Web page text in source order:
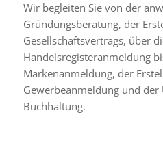
Wir begleiten Sie von der
Gründungsberatung, der
Gesellschaftsvertrags, über
Handelsregisteranmeldung
Markenanmeldung, der
Gewerbeanmeldung und
Buchhaltung.